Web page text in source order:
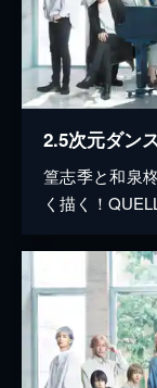
篁志季と和泉
く描く！